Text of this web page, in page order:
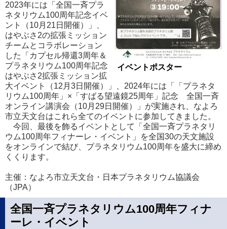
イベントポスター
2023年には「全国一斉プラ
ネタリウム100周年記念イベ
ント（10月21日開催）」、
はやぶさ2の拡張ミッション
チームとコラボレーション
した「カプセル帰還3周年＆
プラネタリウム100周年記念
はやぶさ2拡張ミッション拡
大イベント（12月3日開催）」、2024年には「「プラネタ
リウム100周年」×「すばる望遠鏡25周年」記念 全国一斉
オンライン講演会（10月29日開催）」が実施され、なよろ
市立天文台はこれら全てのイベントに参加してきました。
今回、最後を飾るイベントとして「全国一斉プラネタリ
ウム100周年フィナーレ・イベント」を全国30の天文施設
をオンラインで結び、プラネタリウム100周年を盛大に締め
くくります。
主催：なよろ市立天文台・日本プラネタリウム協議会
（JPA）
全国一斉プラネタリウム100周年フィナ
ーレ・イベント